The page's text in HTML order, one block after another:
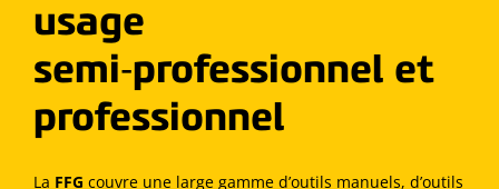
usage
semi‑professionnel et
professionnel
La FFG couvre une large gamme d’outils manuels, d’outils